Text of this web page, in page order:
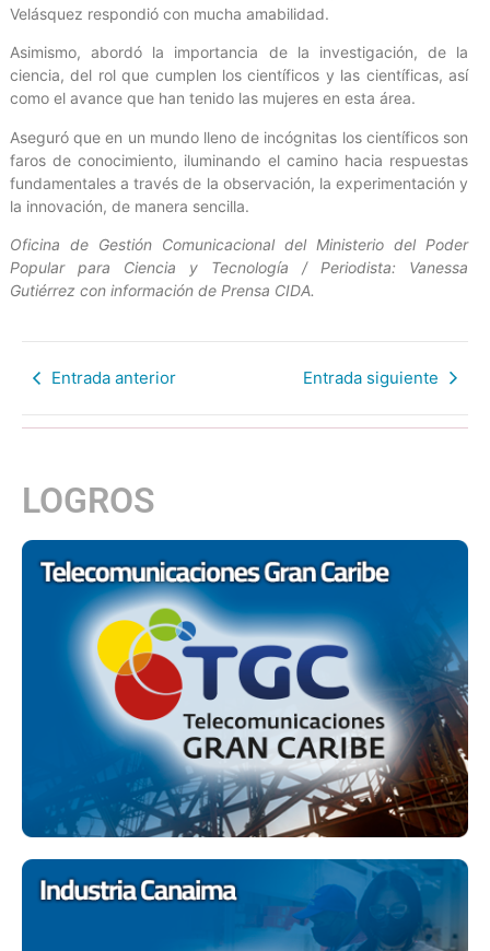
Velásquez respondió con mucha amabilidad.
Asimismo, abordó la importancia de la investigación, de la
ciencia, del rol que cumplen los científicos y las científicas, así
como el avance que han tenido las mujeres en esta área.
Aseguró que en un mundo lleno de incógnitas los científicos son
faros de conocimiento, iluminando el camino hacia respuestas
fundamentales a través de la observación, la experimentación y
la innovación, de manera sencilla.
Oficina de Gestión Comunicacional del Ministerio del Poder
Popular para Ciencia y Tecnología / Periodista: Vanessa
Gutiérrez con información de Prensa CIDA.
Entrada anterior Entrada siguiente
LOGROS